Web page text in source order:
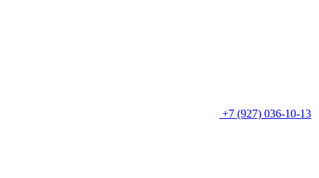
+7 (927) 036-10-13